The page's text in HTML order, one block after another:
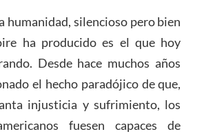
humanidad, silencioso pero bien
ha producido es el que hoy
Desde hace muchos años
el hecho paradójico de que,
injusticia y sufrimiento, los
fuesen capaces de